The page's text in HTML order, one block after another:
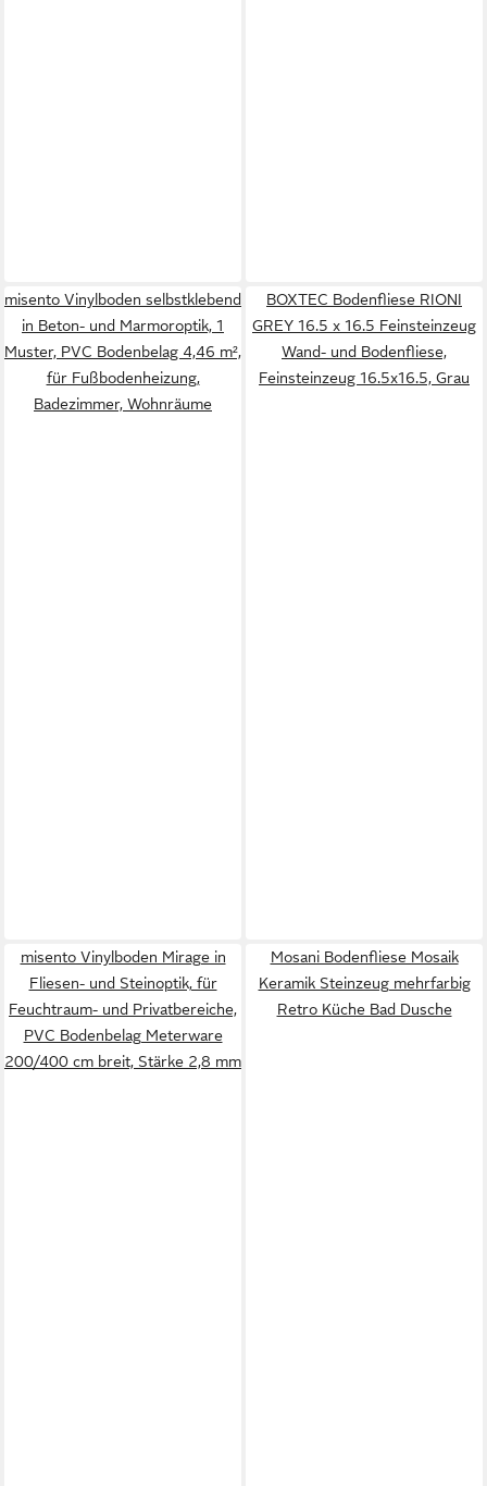
misento Vinylboden selbstklebend
in Beton- und Marmoroptik, 1
Muster, PVC Bodenbelag 4,46 m²,
für Fußbodenheizung,
Badezimmer, Wohnräume
BOXTEC Bodenfliese RIONI
GREY 16.5 x 16.5 Feinsteinzeug
Wand- und Bodenfliese,
Feinsteinzeug 16.5x16.5, Grau
misento Vinylboden Mirage in
Fliesen- und Steinoptik, für
Feuchtraum- und Privatbereiche,
PVC Bodenbelag Meterware
200/400 cm breit, Stärke 2,8 mm
Mosani Bodenfliese Mosaik
Keramik Steinzeug mehrfarbig
Retro Küche Bad Dusche